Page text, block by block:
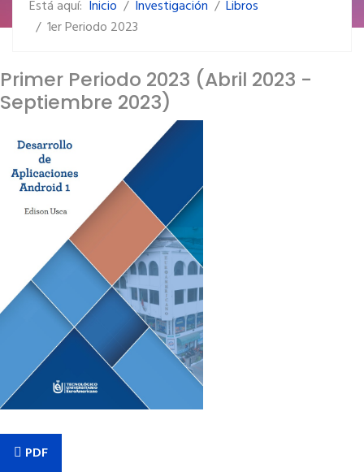
Está aquí: Inicio Investigación
Libros
1er Periodo 2023
Primer Periodo 2023 (Abril 2023 -
Septiembre 2023)
PDF